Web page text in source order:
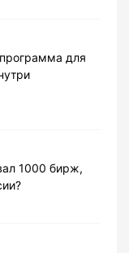
для
1000 бирж,